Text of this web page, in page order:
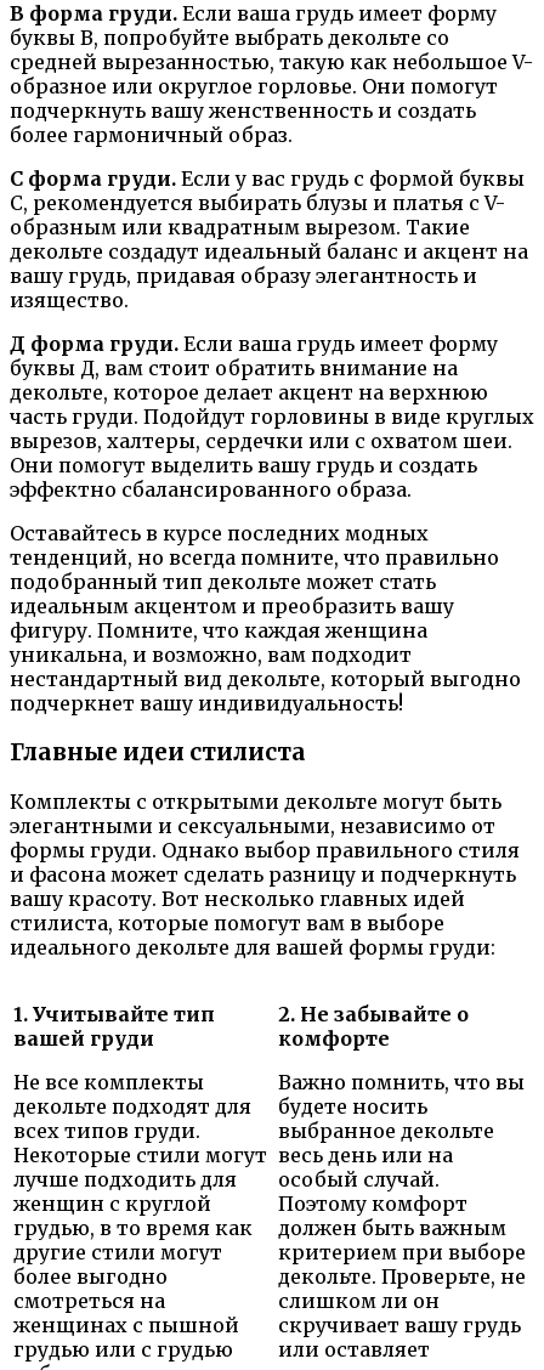
В форма груди. Если ваша грудь имеет форму
буквы В, попробуйте выбрать декольте со
средней вырезанностью, такую как небольшое V-
образное или округлое горловье. Они помогут
подчеркнуть вашу женственность и создать
более гармоничный образ.
С форма груди. Если у вас грудь с формой буквы
С, рекомендуется выбирать блузы и платья с V-
образным или квадратным вырезом. Такие
декольте создадут идеальный баланс и акцент на
вашу грудь, придавая образу элегантность и
изящество.
Д форма груди. Если ваша грудь имеет форму
буквы Д, вам стоит обратить внимание на
декольте, которое делает акцент на верхнюю
часть груди. Подойдут горловины в виде круглых
вырезов, халтеры, сердечки или с охватом шеи.
Они помогут выделить вашу грудь и создать
эффектно сбалансированного образа.
Оставайтесь в курсе последних модных
тенденций, но всегда помните, что правильно
подобранный тип декольте может стать
идеальным акцентом и преобразить вашу
фигуру. Помните, что каждая женщина
уникальна, и возможно, вам подходит
нестандартный вид декольте, который выгодно
подчеркнет вашу индивидуальность!
Главные идеи стилиста
Комплекты с открытыми декольте могут быть
элегантными и сексуальными, независимо от
формы груди. Однако выбор правильного стиля
и фасона может сделать разницу и подчеркнуть
вашу красоту. Вот несколько главных идей
стилиста, которые помогут вам в выборе
идеального декольте для вашей формы груди:
1. Учитывайте тип
вашей груди
Не все комплекты
декольте подходят для
всех типов груди.
Некоторые стили могут
лучше подходить для
женщин с круглой
грудью, в то время как
другие стили могут
более выгодно
смотреться на
женщинах с пышной
грудью или с грудью
2. Не забывайте о
комфорте
Важно помнить, что вы
будете носить
выбранное декольте
весь день или на
особый случай.
Поэтому комфорт
должен быть важным
критерием при выборе
декольте. Проверьте, не
слишком ли он
скручивает вашу грудь
или оставляет